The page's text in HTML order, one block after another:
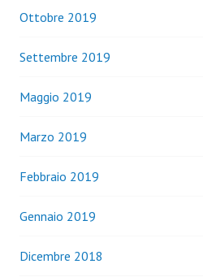
Ottobre 2019
Settembre 2019
Maggio 2019
Marzo 2019
Febbraio 2019
Gennaio 2019
Dicembre 2018